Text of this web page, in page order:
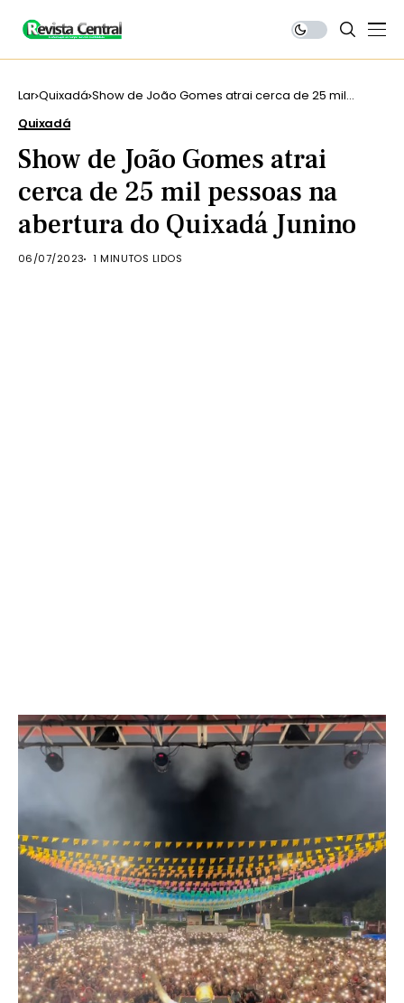
Lar Quixadá Show de João Gomes atrai cerca de 25 mil
Quixadá
Show de João Gomes atrai
cerca de 25 mil pessoas na
abertura do Quixadá Junino
06/07/2023 1 MINUTOS LIDOS